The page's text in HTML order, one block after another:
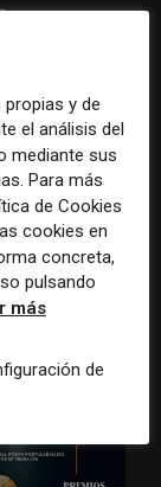
2026
historias de
la memoria y
y de
el análisis del
mediante sus
Para más
de Cookies
cookies en
concreta,
pulsando
más
de